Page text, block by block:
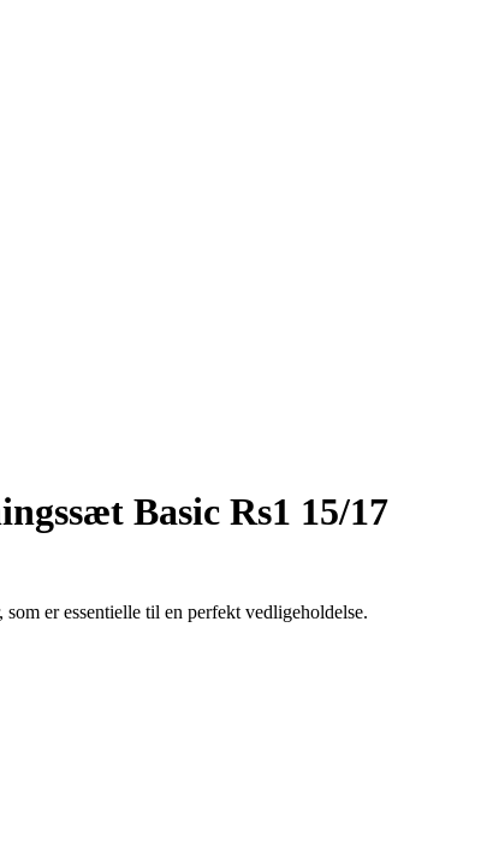
Basic Rs1 15/17
er essentielle til en perfekt vedligeholdelse.